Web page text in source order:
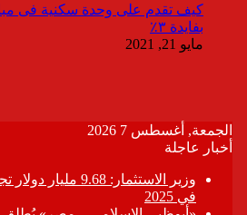
كيف تقدم على وحدة سكنية فى
بفايدة ٣٪
مايو 21, 2021